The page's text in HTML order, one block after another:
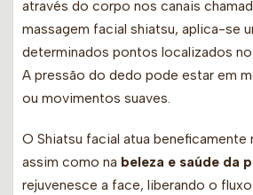
através do corpo nos canais
massagem facial shiatsu, aplica-se
determinados pontos localizados
A pressão do dedo pode estar em
ou movimentos suaves.
O Shiatsu facial atua beneficamente
assim como na beleza e saúde da
rejuvenesce a face, liberando o